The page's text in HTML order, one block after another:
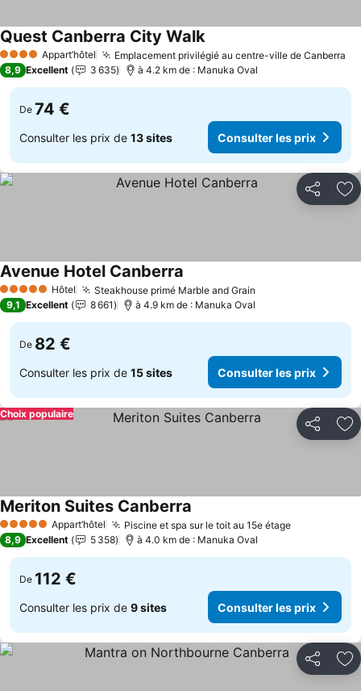
4 Étoiles Appart’hôtel Emplacement privilégié au centre-ville de Canberra
Quest Canberra City Walk
8,9 Excellent 3 635 à 4.2 km de : Manuka Oval
De 74 €
Consulter les prix de 13 sites Consulter les prix
Partager
5 Étoiles Hôtel Steakhouse primé Marble and Grain
Avenue Hotel Canberra
9,1 Excellent 8 661 à 4.9 km de : Manuka Oval
De 82 €
Consulter les prix de 15 sites Consulter les prix
Partager
Choix populaire
5 Étoiles Appart’hôtel Piscine et spa sur le toit au 15e étage
Meriton Suites Canberra
8,9 Excellent 5 358 à 4.0 km de : Manuka Oval
De 112 €
Consulter les prix de 9 sites Consulter les prix
Partager